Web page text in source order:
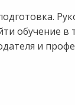
обучение в
и